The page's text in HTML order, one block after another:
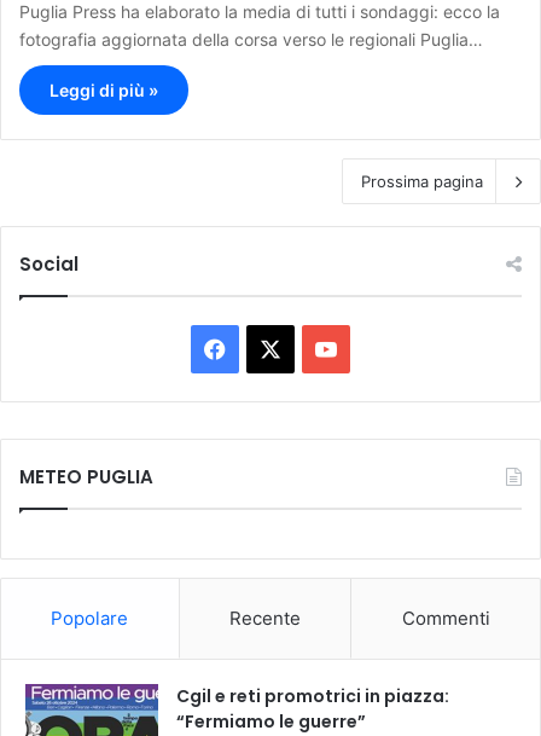
Puglia Press ha elaborato la media di tutti i sondaggi: ecco la
fotografia aggiornata della corsa verso le regionali Puglia…
Leggi di più »
Prossima pagina
Social
a
c
k
o
u
METEO PUGLIA
Popolare Recente Commenti
Cgil e reti promotrici in piazza:
“Fermiamo le guerre”